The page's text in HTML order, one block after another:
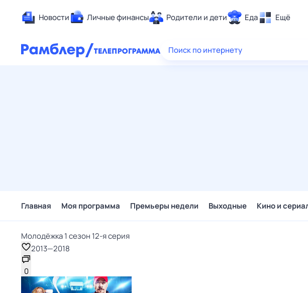
Новости Личные финансы Родители и дети Еда Ещё
Здоровье
Поиск по интернету
Главная Моя программа Премьеры недели Выходные Кино и
Молодёжка 1 сезон 12-я серия
2013—2018
0